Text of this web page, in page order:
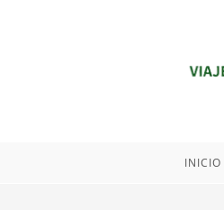
INICIO